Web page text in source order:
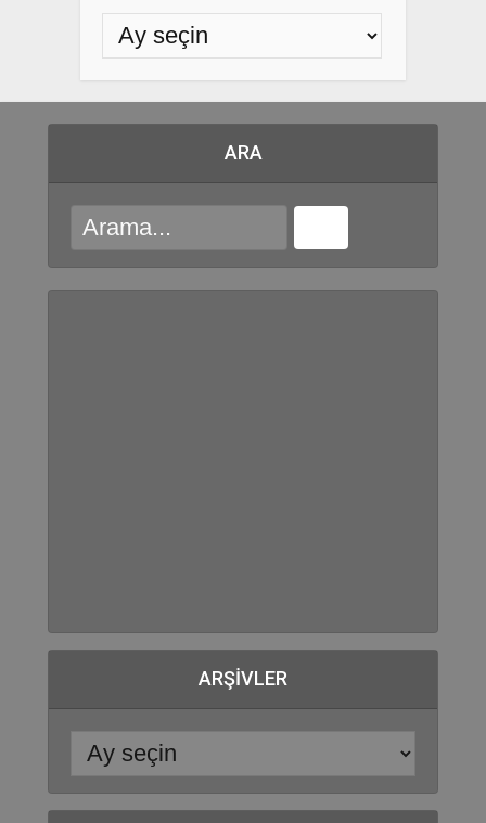
ARA
ARŞIVLER